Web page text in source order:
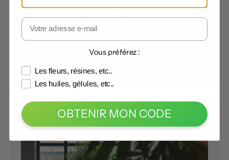
L'équipe Le Cannabiste
Vous préférez :
Les fleurs, résines, etc..
Les huiles, gélules, etc..
OBTENIR MON CODE